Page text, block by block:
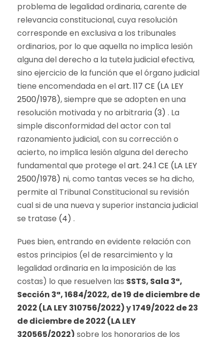
problema de legalidad ordinaria, carente de
relevancia constitucional, cuya resolución
corresponde en exclusiva a los tribunales
ordinarios, por lo que aquella no implica lesión
alguna del derecho a la tutela judicial efectiva,
sino ejercicio de la función que el órgano judicial
tiene encomendada en elart. 117 CE (LA LEY
2500/1978), siempre que se adopten en una
resolución motivada y no arbitraria (3) . La
simple disconformidad del actor con tal
razonamiento judicial, con su corrección o
acierto, no implica lesión alguna del derecho
fundamental que protege elart. 24.1 CE (LA LEY
2500/1978) ni, como tantas veces se ha dicho,
permite al Tribunal Constitucional su revisión
cual si de una nueva y superior instancia judicial
se tratase (4) .
Pues bien, entrando en evidente relación con
estos principios (el de resarcimiento y la
legalidad ordinaria en la imposición de las
costas) lo que resuelven las SSTS, Sala 3ª,
Sección 3ª, 1684/2022, de 19 de diciembre de
2022 (LA LEY 310756/2022)y1749/2022 de 23
de diciembre de 2022 (LA LEY
320565/2022) sobre los honorarios de los